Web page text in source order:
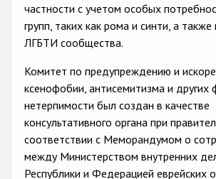
частности с учетом особых
групп, таких как рома и синти, а
ЛГБТИ сообщества.
Комитет по предупреждению и
ксенофобии, антисемитизма и других
нетерпимости был создан в качестве
консультативного органа при
соответствии с Меморандумом о
между Министерством внутренних
Республики и Федерацией еврейских